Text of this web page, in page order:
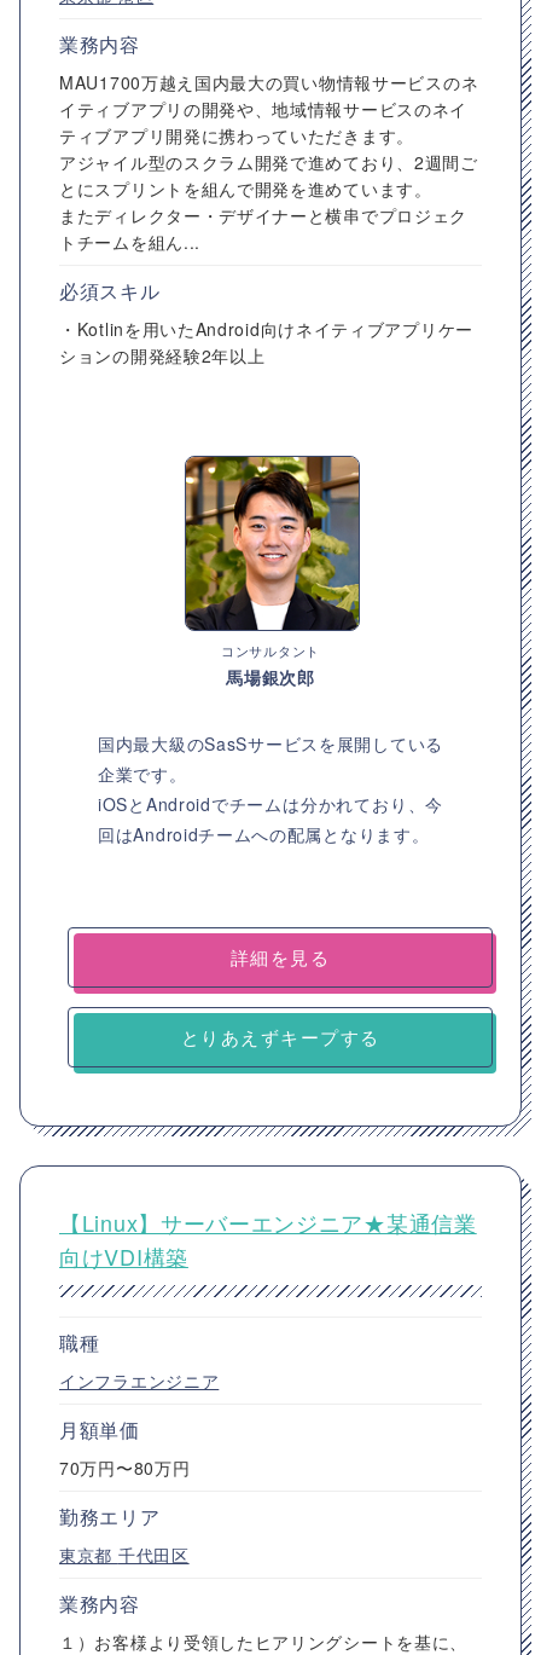
業務内容
MAU1700万越え国内最大の買い物情報サービスのネ
イティブアプリの開発や、地域情報サービスのネイ
ティブアプリ開発に携わっていただきます。
アジャイル型のスクラム開発で進めており、2週間ご
とにスプリントを組んで開発を進めています。
またディレクター・デザイナーと横串でプロジェク
トチームを組ん...
必須スキル
・Kotlinを用いたAndroid向けネイティブアプリケー
ションの開発経験2年以上
コンサルタント
馬場銀次郎
国内最大級のSasSサービスを展開している
企業です。
iOSとAndroidでチームは分かれており、今
回はAndroidチームへの配属となります。
詳細を見る
とりあえずキープする
【Linux】サーバーエンジニア★某通信業
向けVDI構築
職種
インフラエンジニア
月額単価
70万円〜80万円
勤務エリア
東京都 千代田区
業務内容
１）お客様より受領したヒアリングシートを基に、